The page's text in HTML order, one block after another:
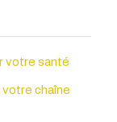
votre santé
chaîne